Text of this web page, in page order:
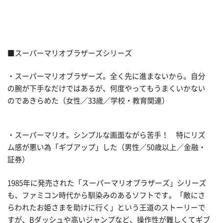
■スーパーマリオブラザーズシリーズ
・スーパーマリオブラザーズ。全く先に進まないから。自分
の腕が下手なだけではあるが、何度やってもうまくいかない
のであきらめた（女性／33歳／学校・教育関連）
・スーパーマリオ。シンプルな画面ながら苦手！ 特にリズ
ム感が悪い為「ギブアップ」した（男性／50歳以上／金融・
証券）
1985年に発売された「スーパーマリオブラザーズ」シリーズ
も、ファミコン時代から馴染みのあるソフトです。「敵にさ
らわれたお姫さまを助けに行く」という王道のストーリーで
すが、Bダッシュや高いジャンプなど、操作性が難しくてギブ